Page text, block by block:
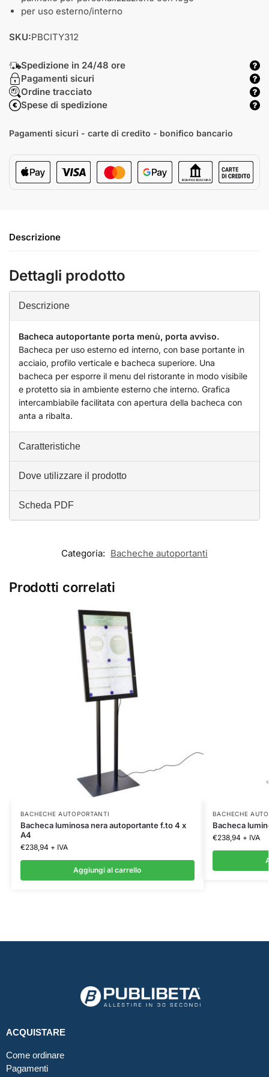
per uso esterno/interno
SKU:PBCITY312
Spedizione in 24/48 ore
Pagamenti sicuri
Ordine tracciato
Spese di spedizione
Pagamenti sicuri - carte di credito - bonifico bancario
Descrizione
Dettagli prodotto
Descrizione
Bacheca autoportante porta menù, porta avviso.
Bacheca per uso esterno ed interno, con base portante in
acciaio, profilo verticale e bacheca superiore. Una
bacheca per esporre il menu del ristorante in modo visibile
e protetto sia in ambiente esterno che interno. Grafica
intercambiabile facilitata con apertura della bacheca con
anta a ribalta.
Caratteristiche
Dove utilizzare il prodotto
Scheda PDF
Categoria: Bacheche autoportanti
Prodotti correlati
BACHECHE AUTOPORTANTI
Bacheca luminosa nera autoportante f.to 4 x
A4
€238,94 + IVA
Aggiungi al carrello
BACHECHE
Bacheca
€238,94 + IVA
ACQUISTARE
Come ordinare
Pagamenti